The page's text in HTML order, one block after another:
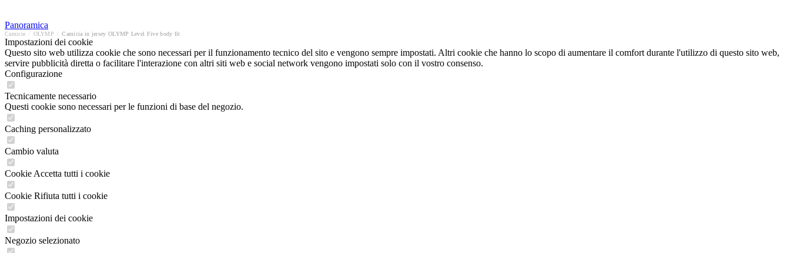
Panoramica
Camicie OLYMP Camicia in jersey OLYMP Level Five body fit
Impostazioni dei cookie
Questo sito web utilizza cookie che sono necessari per il funzionamento tecnico del sito e vengono sempre impostati. Altri cookie che hanno lo scopo di aumentare il comfort durante l'utilizzo di questo sito web,
servire pubblicità diretta o facilitare l'interazione con altri siti web e social network vengono impostati solo con il vostro consenso.
Configurazione
Tecnicamente necessario
Questi cookie sono necessari per le funzioni di base del negozio.
Caching personalizzato
Cambio valuta
Cookie Accetta tutti i cookie
Cookie Rifiuta tutti i cookie
Impostazioni dei cookie
Negozio selezionato